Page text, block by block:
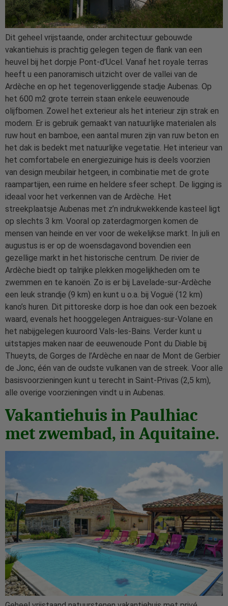
Dit geheel vrijstaande, onder architectuur gebouwde
vakantiehuis is prachtig gelegen tegen de flank van een
heuvel bij het dorpje Pont-d’Ucel. Vanaf het royale terras
heeft u een panoramisch uitzicht over de vallei van de
Ardèche en op het tegenoverliggende stadje Aubenas. Op
het 600 m2 grote terrein staan enkele eeuwenoude
olijfbomen. Zowel het exterieur als het interieur zijn strak en
modern. Er is gebruik gemaakt van natuurlijke materialen als
ruw hout en bamboe, een aantal muren zijn van ruw beton en
het dak is bedekt met natuurlijke vegetatie. Het interieur van
het comfortabele en energiezuinige huis is deels voorzien
van design meubilair hetgeen, in combinatie met de grote
raampartijen, een ruime en heldere sfeer schept. De ligging is
ideaal voor het verkennen van de Ardèche. Het
streekplaatsje Aubenas met z’n indrukwekkende kasteel ligt
op slechts 3 km. Vooral op zaterdagmorgen komen de
mensen van heinde en ver voor de wekelijkse markt. In juli en
augustus is er op de woensdagavond bovendien een
gezellige markt in het historische centrum. De rivier de
Ardèche biedt op talrijke plekken mogelijkheden om te
zwemmen en te kanoën. Zo is er bij Lavelade-sur-Ardèche
een leuk strandje (9 km) en kunt u o.a. bij Voguë (12 km)
kano’s huren. Dit pittoreske dorp is hoe dan ook een bezoek
waard, evenals het hooggelegen Antraigues-sur-Volane en
het nabijgelegen kuuroord Vals-les-Bains. Verder kunt u
uitstapjes maken naar de eeuwenoude Pont du Diable bij
Thueyts, de Gorges de l’Ardèche en naar de Mont de Gerbier
de Jonc, één van de oudste vulkanen van de streek. Voor alle
basisvoorzieningen kunt u terecht in Saint-Privas (2,5 km),
alle overige voorzieningen vindt u in Aubenas.
Vakantiehuis in Paulhiac
met zwembad, in Aquitaine.